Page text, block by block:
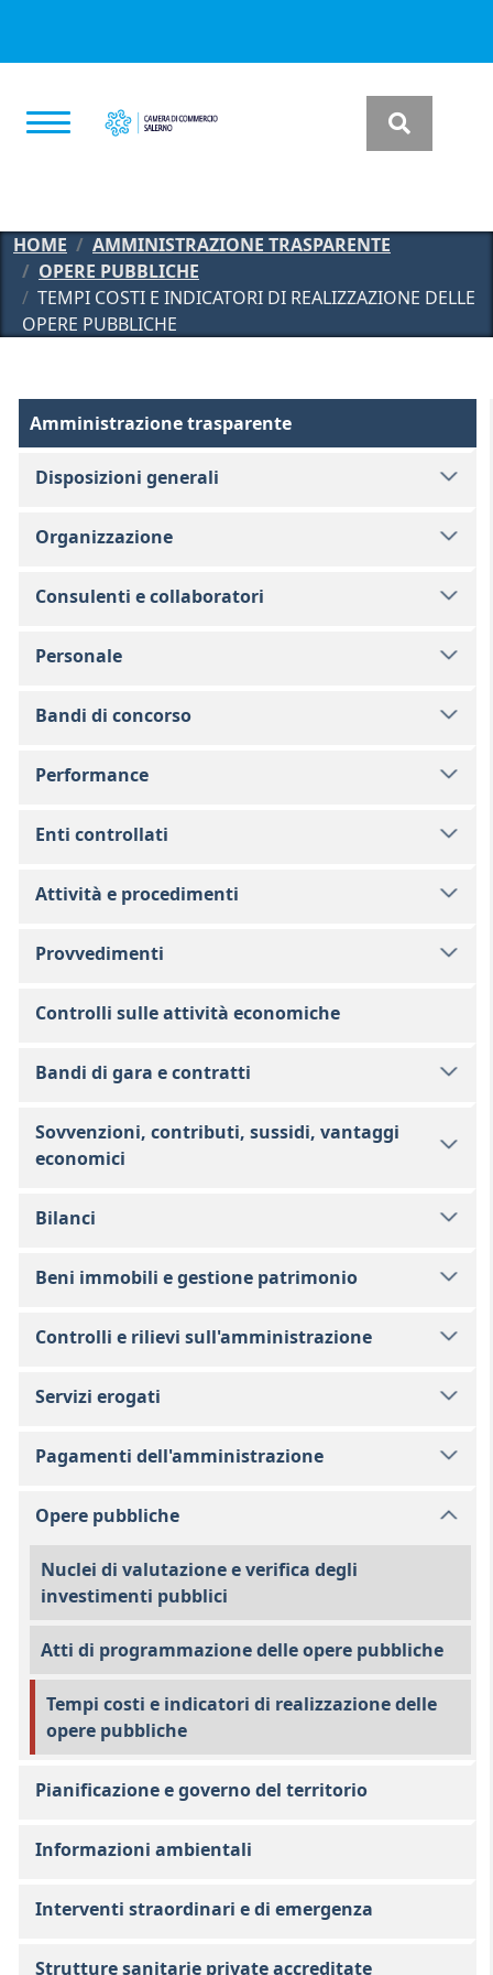
HOME
AMMINISTRAZIONE TRASPARENTE
OPERE PUBBLICHE
TEMPI COSTI E INDICATORI DI REALIZZAZIONE DELLE
OPERE PUBBLICHE
Amministrazione Trasparente
Amministrazione trasparente
Disposizioni generali
Organizzazione
Consulenti e collaboratori
Personale
Bandi di concorso
Performance
Enti controllati
Attività e procedimenti
Provvedimenti
Controlli sulle attività economiche
Bandi di gara e contratti
Sovvenzioni, contributi, sussidi, vantaggi
economici
Bilanci
Beni immobili e gestione patrimonio
Controlli e rilievi sull'amministrazione
Servizi erogati
Pagamenti dell'amministrazione
Opere pubbliche
Nuclei di valutazione e verifica degli
investimenti pubblici
Atti di programmazione delle opere pubbliche
Tempi costi e indicatori di realizzazione delle
opere pubbliche
Pianificazione e governo del territorio
Informazioni ambientali
Interventi straordinari e di emergenza
Strutture sanitarie private accreditate